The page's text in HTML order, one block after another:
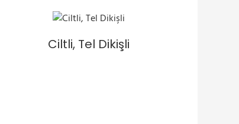
Ciltli, Tel Dikişli